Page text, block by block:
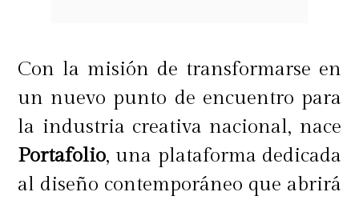
Con la misión de transformarse en
un nuevo punto de encuentro para
la industria creativa nacional, nace
Portafolio, una plataforma dedicada
al diseño contemporáneo que abrirá